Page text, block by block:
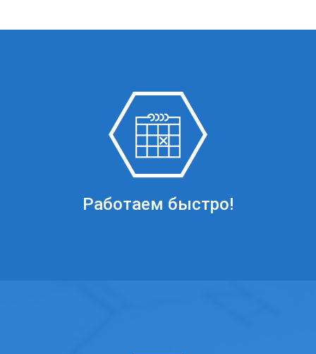
Работаем быстро!